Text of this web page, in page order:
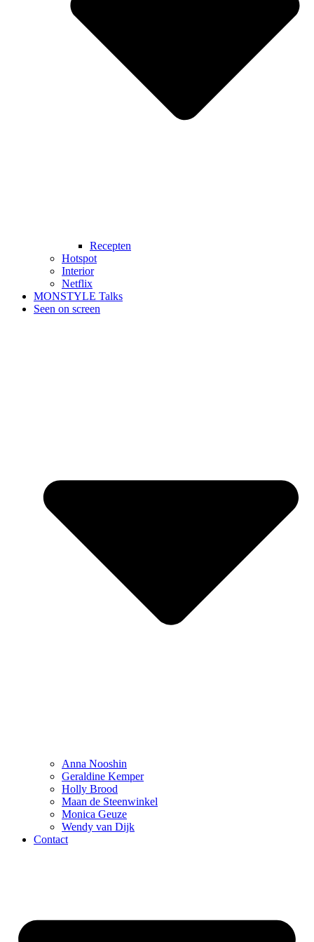
Recepten
Hotspot
Interior
Netflix
MONSTYLE Talks
Seen on screen
Anna Nooshin
Geraldine Kemper
Holly Brood
Maan de Steenwinkel
Monica Geuze
Wendy van Dijk
Contact